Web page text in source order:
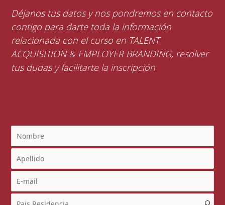
Déjanos tus datos y nos pondremos en contacto
contigo para darte toda la información
relacionada con el curso en TALENT
ACQUISITION & EMPLOYER BRANDING, resolver
tus dudas y facilitarte la inscripción